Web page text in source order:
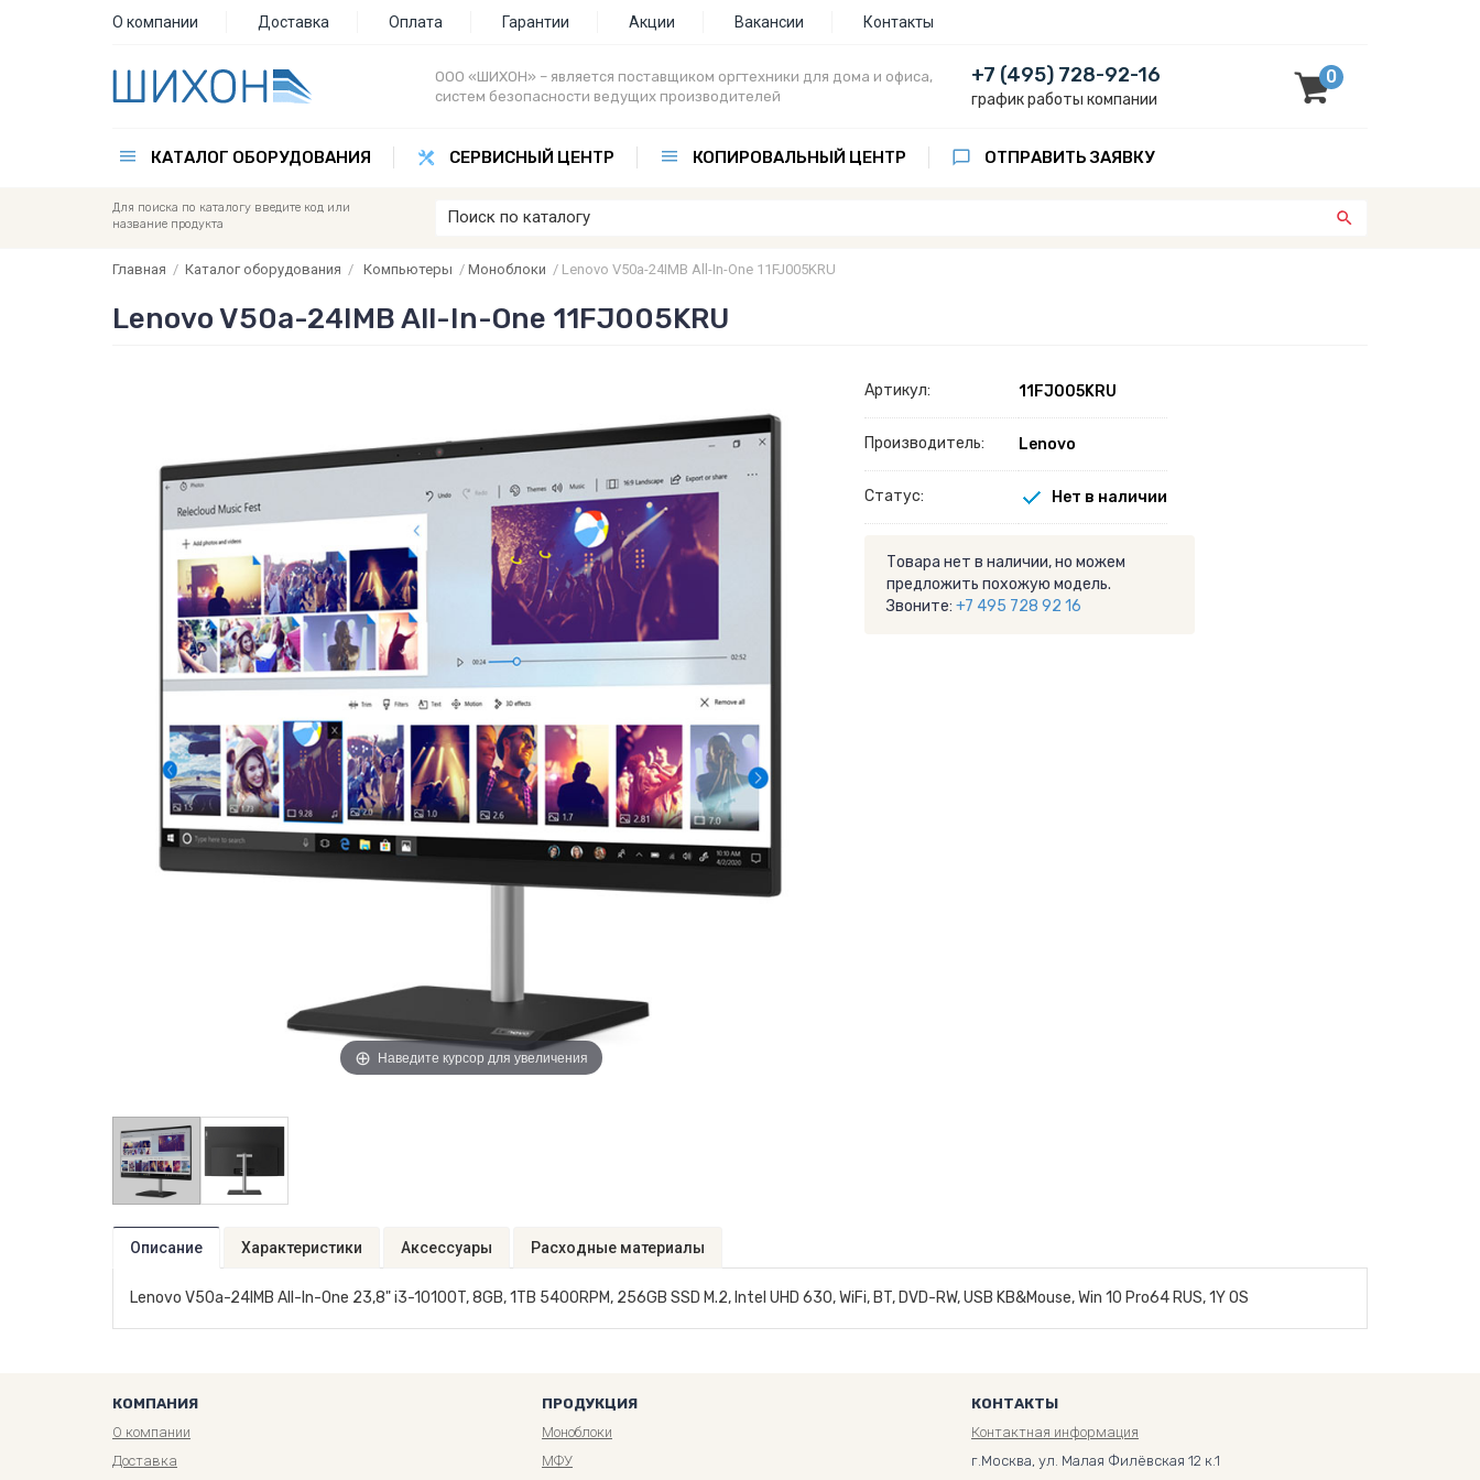
О компании Доставка Оплата Гарантии Акции Вакансии Контакты
ООО «ШИХОН» – является поставщиком оргтехники для дома и офиса,
систем безопасности ведущих производителей
+7 (495) 728-92-16
график работы компании
0
КАТАЛОГ ОБОРУДОВАНИЯ СЕРВИСНЫЙ ЦЕНТР КОПИРОВАЛЬНЫЙ ЦЕНТР ОТПРАВИТЬ ЗАЯВКУ
Для поиска по каталогу введите код или
название продукта
Главная / Каталог оборудования / Компьютеры / Моноблоки / Lenovo V50a-24IMB All-In-One 11FJ005KRU
Lenovo V50a-24IMB All-In-One 11FJ005KRU
Наведите курсор для увеличения
Артикул: 11FJ005KRU
Производитель: Lenovo
Статус: Нет в наличии
Товара нет в наличии, но можем
предложить похожую модель.
Звоните: +7 495 728 92 16
Описание Характеристики Аксессуары Расходные материалы
Lenovo V50a-24IMB All-In-One 23,8" i3-10100T, 8GB, 1TB 5400RPM, 256GB SSD M.2, Intel UHD 630, WiFi, BT, DVD-RW, USB KB&Mouse, Win 10 Pro64 RUS, 1Y OS
КОМПАНИЯ
О компании
Доставка
ПРОДУКЦИЯ
Моноблоки
МФУ
КОНТАКТЫ
Контактная информация
г.Москва, ул. Малая Филёвская 12 к.1